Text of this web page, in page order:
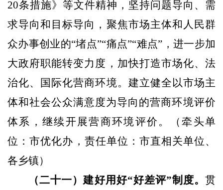
20条措施》等文件精神，坚持问题导向、需
求导向和目标导向，聚焦市场主体和人民群
众办事创业的“堵点”“痛点”“难点”，进一步加
大政府职能转变力度，加快打造市场化、法
治化、国际化营商环境。建立健全以市场主
体和社会公众满意度为导向的营商环境评价
体系，继续开展营商环境评价。
（牵头单
位：市优化办，责任单位：市直相关单位、
各乡镇）
（二十一）建好用好“好差评”制度。 贯